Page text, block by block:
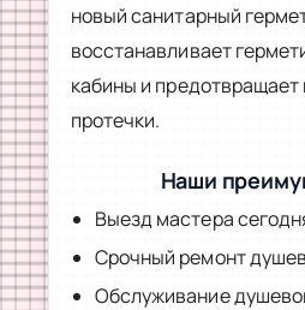
новый санитарный
восстанавливает
кабины и
протечки.
Наши
Выезд мастера
Срочный ремонт
Обслуживание